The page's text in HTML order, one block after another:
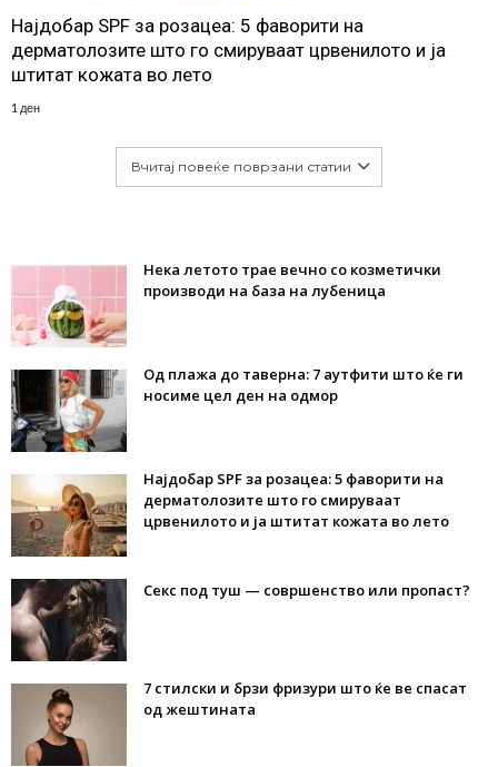
Најдобар SPF за розацеа: 5 фаворити на
дерматолозите што го смируваат црвенилото и ја
штитат кожата во лето
1 ден
Вчитај повеќе поврзани статии
Нека летото трае вечно со козметички
производи на база на лубеница
Од плажа до таверна: 7 аутфити што ќе ги
носиме цел ден на одмор
Најдобар SPF за розацеа: 5 фаворити на
дерматолозите што го смируваат
црвенилото и ја штитат кожата во лето
Секс под туш — совршенство или пропаст?
7 стилски и брзи фризури што ќе ве спасат
од жештината